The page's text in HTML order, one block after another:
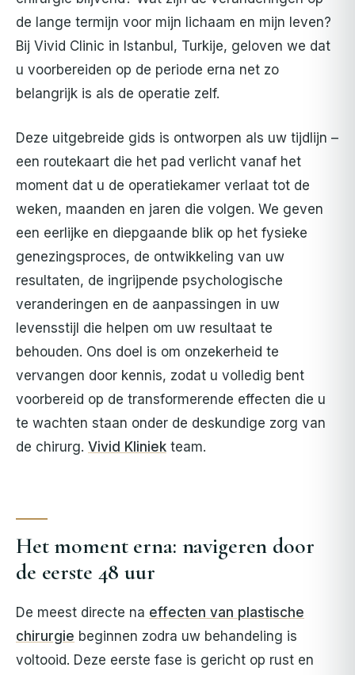
de lange termijn voor mijn lichaam en mijn leven?
Bij Vivid Clinic in Istanbul, Turkije, geloven we dat
u voorbereiden op de periode erna net zo
belangrijk is als de operatie zelf.
Deze uitgebreide gids is ontworpen als uw tijdlijn –
een routekaart die het pad verlicht vanaf het
moment dat u de operatiekamer verlaat tot de
weken, maanden en jaren die volgen. We geven
een eerlijke en diepgaande blik op het fysieke
genezingsproces, de ontwikkeling van uw
resultaten, de ingrijpende psychologische
veranderingen en de aanpassingen in uw
levensstijl die helpen om uw resultaat te
behouden. Ons doel is om onzekerheid te
vervangen door kennis, zodat u volledig bent
voorbereid op de transformerende effecten die u
te wachten staan onder de deskundige zorg van
de chirurg. Vivid Kliniek team.
Het moment erna: navigeren door
de eerste 48 uur
De meest directe na effecten van plastische
chirurgie beginnen zodra uw behandeling is
voltooid. Deze eerste fase is gericht op rust en